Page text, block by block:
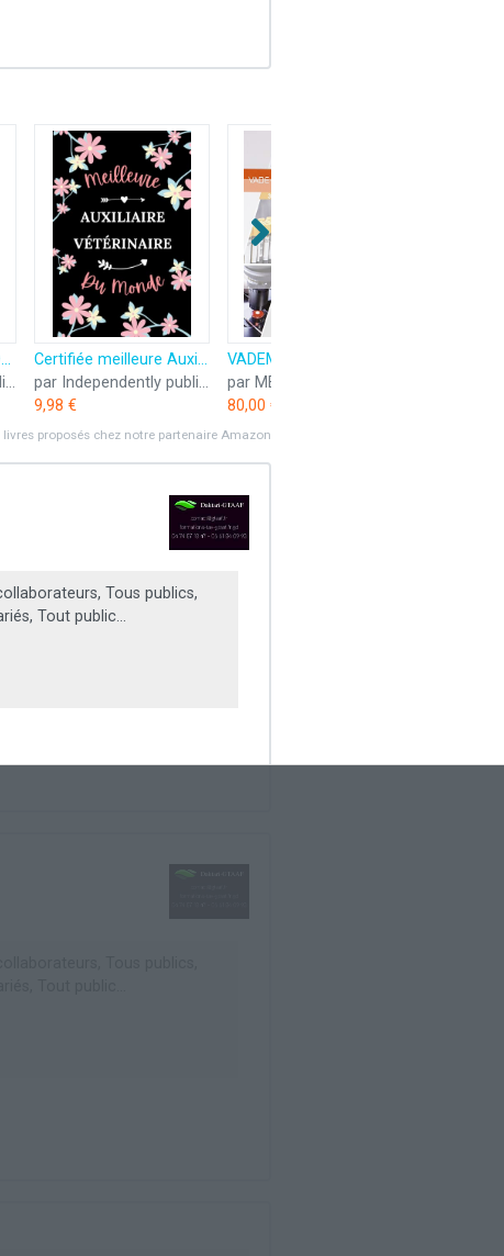
500 QUESTIONS RÉPONSES Pour Réviser le Diplôme d’ ASV : Auxiliaire Spécialisé Vétérinaire
par Independently published
Certifiée meilleure Auxiliaire vétérinaire du monde: Carnet de notes Auxiliaire vétérinaire humour - 110 pages lignées - métier cadeau Auxiliaire vétérinaire original
par Independently published
9,98 €
par MED COM
80,00 €
livres proposés chez notre partenaire Amazon
Tous publics,
Tout public...